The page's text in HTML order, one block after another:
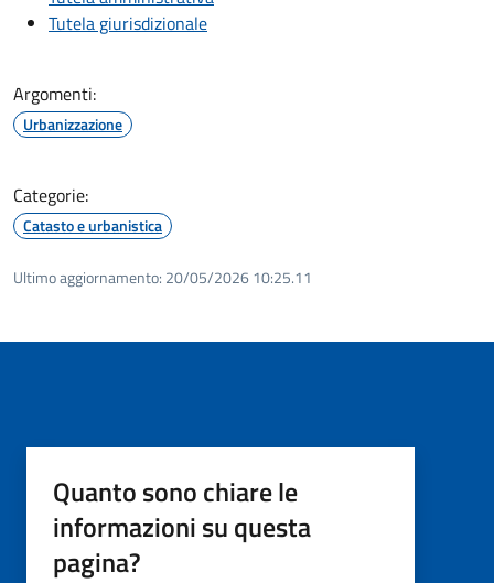
Tutela giurisdizionale
Argomenti:
Urbanizzazione
Categorie:
Catasto e urbanistica
Ultimo aggiornamento: 20/05/2026 10:25.11
Quanto sono chiare le
informazioni su questa
pagina?